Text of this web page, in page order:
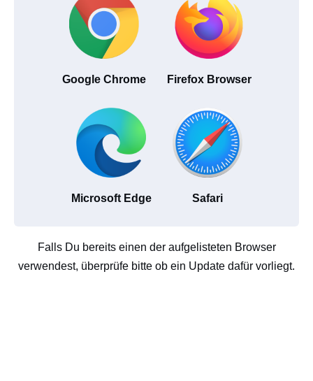
Google Chrome Firefox Browser
Microsoft Edge Safari
Falls Du bereits einen der aufgelisteten Browser
verwendest, überprüfe bitte ob ein Update dafür vorliegt.